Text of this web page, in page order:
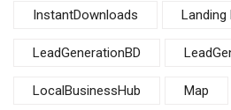
InstantDownloads Landing
LeadGenerationBD
LocalBusinessHub Map